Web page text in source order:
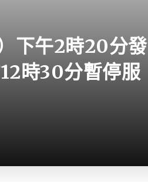
下午2時20分發
時30分暫停服